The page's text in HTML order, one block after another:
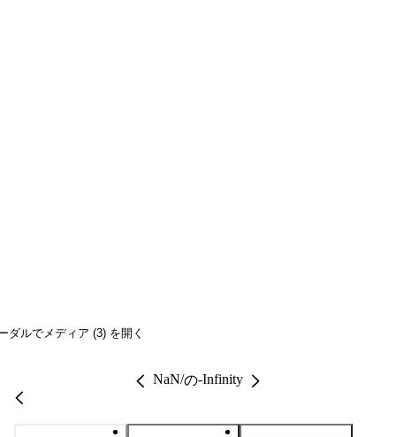
ダルでメディア (3) を開く
NaN/の-Infinity